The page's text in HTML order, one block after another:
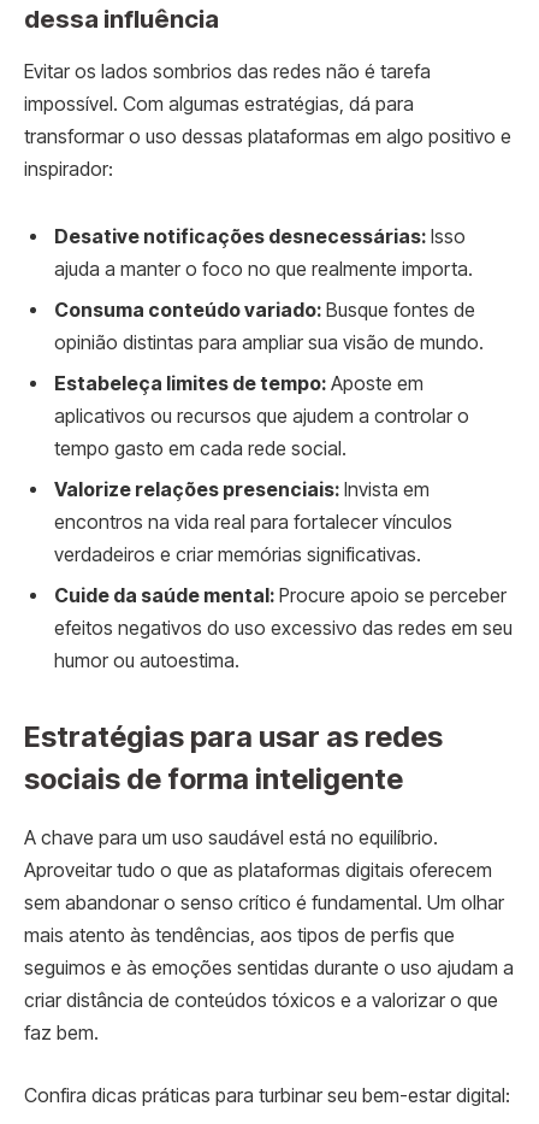
dessa influência
Evitar os lados sombrios das redes não é tarefa
impossível. Com algumas estratégias, dá para
transformar o uso dessas plataformas em algo positivo e
inspirador:
Desative notificações desnecessárias: Isso
ajuda a manter o foco no que realmente importa.
Consuma conteúdo variado: Busque fontes de
opinião distintas para ampliar sua visão de mundo.
Estabeleça limites de tempo: Aposte em
aplicativos ou recursos que ajudem a controlar o
tempo gasto em cada rede social.
Valorize relações presenciais: Invista em
encontros na vida real para fortalecer vínculos
verdadeiros e criar memórias significativas.
Cuide da saúde mental: Procure apoio se perceber
efeitos negativos do uso excessivo das redes em seu
humor ou autoestima.
Estratégias para usar as redes
sociais de forma inteligente
A chave para um uso saudável está no equilíbrio.
Aproveitar tudo o que as plataformas digitais oferecem
sem abandonar o senso crítico é fundamental. Um olhar
mais atento às tendências, aos tipos de perfis que
seguimos e às emoções sentidas durante o uso ajudam a
criar distância de conteúdos tóxicos e a valorizar o que
faz bem.
Confira dicas práticas para turbinar seu bem-estar digital: